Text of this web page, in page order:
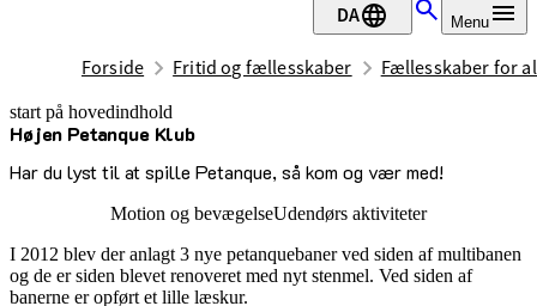
DA Menu
Forside Fritid og fællesskaber Fællesskaber for
start på hovedindhold
Højen Petanque Klub
Har du lyst til at spille Petanque, så kom og vær med!
senest opdateret 2. juli 2026
Motion og bevægelseUdendørs aktiviteter
I 2012 blev der anlagt 3 nye petanquebaner ved siden af multibanen
og de er siden blevet renoveret med nyt stenmel. Ved siden af
banerne er opført et lille læskur.